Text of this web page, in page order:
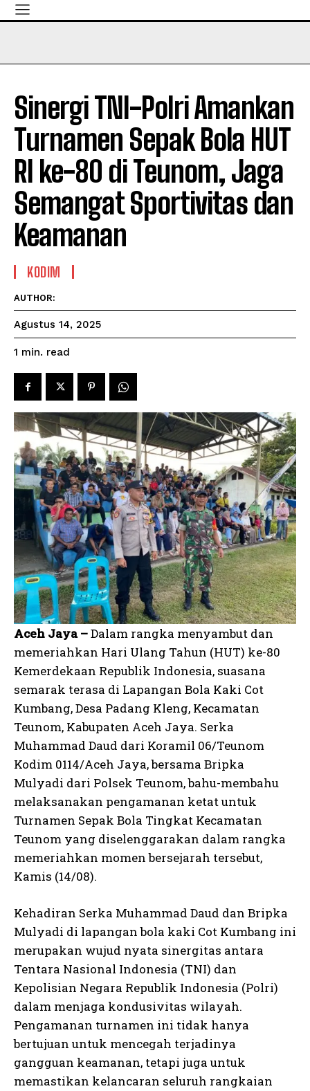
Sinergi TNI-Polri Amankan
Turnamen Sepak Bola HUT
RI ke-80 di Teunom, Jaga
Semangat Sportivitas dan
Keamanan
KODIM
AUTHOR:
Agustus 14, 2025
1 min. read
Aceh Jaya –Dalam rangka menyambut dan
memeriahkan Hari Ulang Tahun (HUT) ke-80
Kemerdekaan Republik Indonesia, suasana
semarak terasa di Lapangan Bola Kaki Cot
Kumbang, Desa Padang Kleng, Kecamatan
Teunom, Kabupaten Aceh Jaya. Serka
Muhammad Daud dari Koramil 06/Teunom
Kodim 0114/Aceh Jaya, bersama Bripka
Mulyadi dari Polsek Teunom, bahu-membahu
melaksanakan pengamanan ketat untuk
Turnamen Sepak Bola Tingkat Kecamatan
Teunom yang diselenggarakan dalam rangka
memeriahkan momen bersejarah tersebut,
Kamis (14/08).
Kehadiran Serka Muhammad Daud dan Bripka
Mulyadi di lapangan bola kaki Cot Kumbang ini
merupakan wujud nyata sinergitas antara
Tentara Nasional Indonesia (TNI) dan
Kepolisian Negara Republik Indonesia (Polri)
dalam menjaga kondusivitas wilayah.
Pengamanan turnamen ini tidak hanya
bertujuan untuk mencegah terjadinya
gangguan keamanan, tetapi juga untuk
memastikan kelancaran seluruh rangkaian